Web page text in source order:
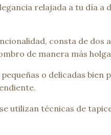
relajada a tu día a
consta de dos
de manera más
o delicadas bien
utilizan técnicas de